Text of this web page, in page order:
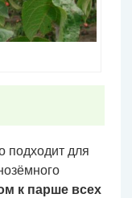
подходит для
к парше всех